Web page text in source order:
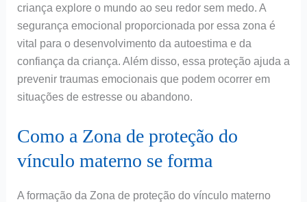
criança explore o mundo ao seu redor sem medo. A
segurança emocional proporcionada por essa zona é
vital para o desenvolvimento da autoestima e da
confiança da criança. Além disso, essa proteção ajuda a
prevenir traumas emocionais que podem ocorrer em
situações de estresse ou abandono.
Como a Zona de proteção do
vínculo materno se forma
A formação da Zona de proteção do vínculo materno